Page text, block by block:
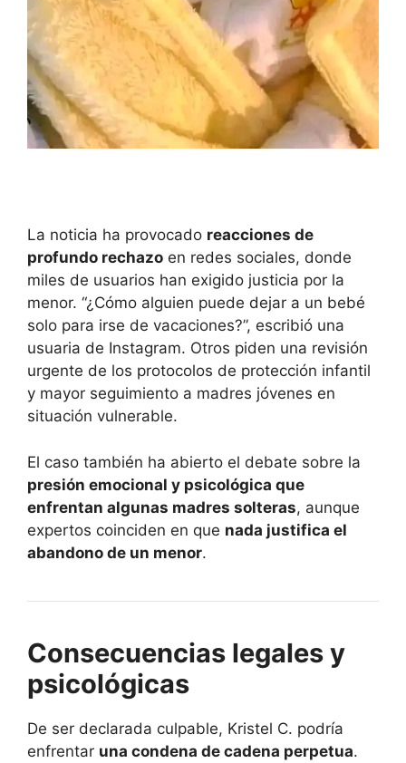
La noticia ha provocado reacciones de
profundo rechazo en redes sociales, donde
miles de usuarios han exigido justicia por la
menor. “¿Cómo alguien puede dejar a un bebé
solo para irse de vacaciones?”, escribió una
usuaria de Instagram. Otros piden una revisión
urgente de los protocolos de protección infantil
y mayor seguimiento a madres jóvenes en
situación vulnerable.
El caso también ha abierto el debate sobre la
presión emocional y psicológica que
enfrentan algunas madres solteras, aunque
expertos coinciden en que nada justifica el
abandono de un menor.
Consecuencias legales y
psicológicas
De ser declarada culpable, Kristel C. podría
enfrentar una condena de cadena perpetua.